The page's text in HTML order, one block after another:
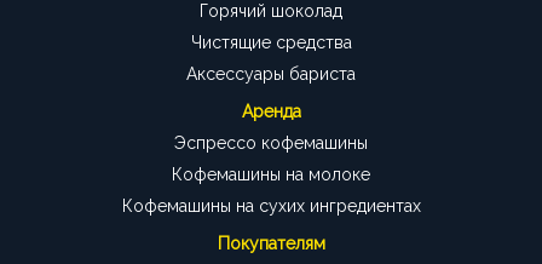
Горячий шоколад
Чистящие средства
Аксессуары бариста
Аренда
Эспрессо кофемашины
Кофемашины на молоке
Кофемашины на сухих ингредиентах
Покупателям